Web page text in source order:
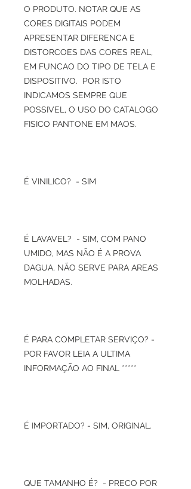
O PRODUTO. NOTAR QUE AS
CORES DIGITAIS PODEM
APRESENTAR DIFERENCA E
DISTORCOES DAS CORES REAL,
EM FUNCAO DO TIPO DE TELA E
DISPOSITIVO. POR ISTO
INDICAMOS SEMPRE QUE
POSSIVEL, O USO DO CATALOGO
FISICO PANTONE EM MAOS.
É VINILICO? - SIM
É LAVAVEL? - SIM, COM PANO
UMIDO, MAS NÃO É A PROVA
DAGUA, NÃO SERVE PARA AREAS
MOLHADAS.
É PARA COMPLETAR SERVIÇO? -
POR FAVOR LEIA A ULTIMA
INFORMAÇÃO AO FINAL *****
É IMPORTADO? - SIM, ORIGINAL.
QUE TAMANHO É? - PRECO POR